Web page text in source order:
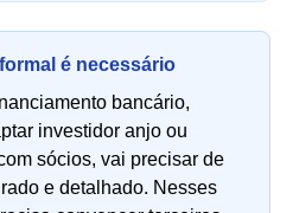
é necessário
bancário,
investidor anjo ou
sócios, vai precisar de
e detalhado. Nesses